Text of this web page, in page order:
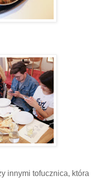
innymi tofucznica, która